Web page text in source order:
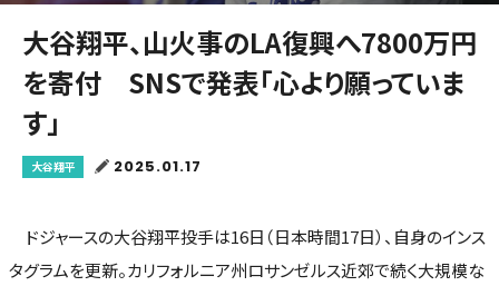
大谷翔平、山火事のLA復興へ7800万円
を寄付 SNSで発表「心より願っていま
す」
大谷翔平 2025.01.17
ドジャースの大谷翔平投手は16日（日本時間17日）、自身のインス
タグラムを更新。カリフォルニア州ロサンゼルス近郊で続く大規模な